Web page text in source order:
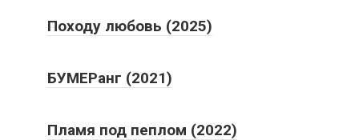
Походу любовь (2025)
БУМЕРанг (2021)
Пламя под пеплом (2022)